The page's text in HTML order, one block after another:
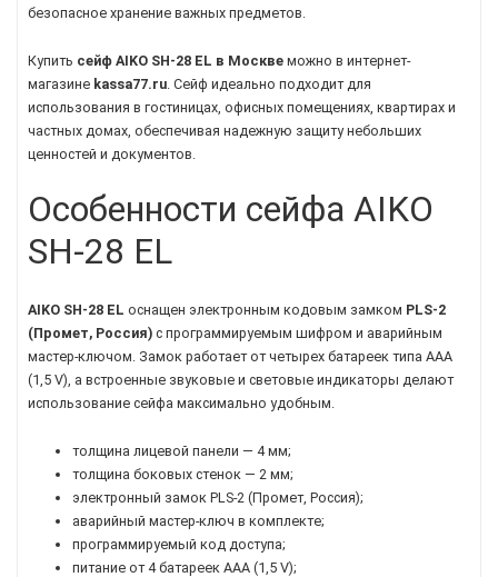
безопасное хранение важных предметов.
Купить сейф AIKO SH-28 EL в Москве можно в интернет-
магазине kassa77.ru . Сейф идеально подходит для
использования в гостиницах, офисных помещениях, квартирах и
частных домах, обеспечивая надежную защиту небольших
ценностей и документов.
Особенности сейфа AIKO
SH-28 EL
AIKO SH-28 EL оснащен электронным кодовым замком PLS-2
(Промет, Россия) с программируемым шифром и аварийным
мастер-ключом. Замок работает от четырех батареек типа AAA
(1,5 V), а встроенные звуковые и световые индикаторы делают
использование сейфа максимально удобным.
толщина лицевой панели — 4 мм;
толщина боковых стенок — 2 мм;
электронный замок PLS-2 (Промет, Россия);
аварийный мастер-ключ в комплекте;
программируемый код доступа;
питание от 4 батареек AAA (1,5 V);